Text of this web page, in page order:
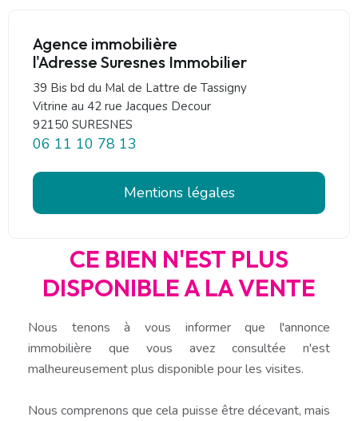
Agence immobilière
l'Adresse Suresnes Immobilier
39 Bis bd du Mal de Lattre de Tassigny
Vitrine au 42 rue Jacques Decour
92150 SURESNES
06 11 10 78 13
Mentions légales
CE BIEN N'EST PLUS
DISPONIBLE A LA VENTE
Nous tenons à vous informer que l'annonce
immobilière que vous avez consultée n'est
malheureusement plus disponible pour les visites.
Nous comprenons que cela puisse être décevant, mais